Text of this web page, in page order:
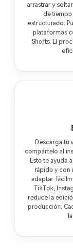
arrastrar y
de
estructurado.
plataformas
Shorts. El
Descarga tu
compártelo al
Esto te ayuda
rápido y con
adaptar
TikTok,
reduce la
producción.